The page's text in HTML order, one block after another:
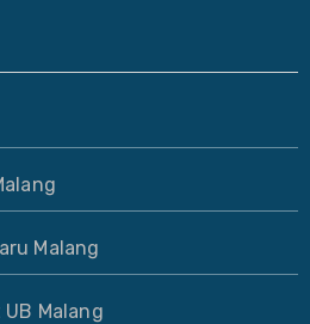
Malang
Malang